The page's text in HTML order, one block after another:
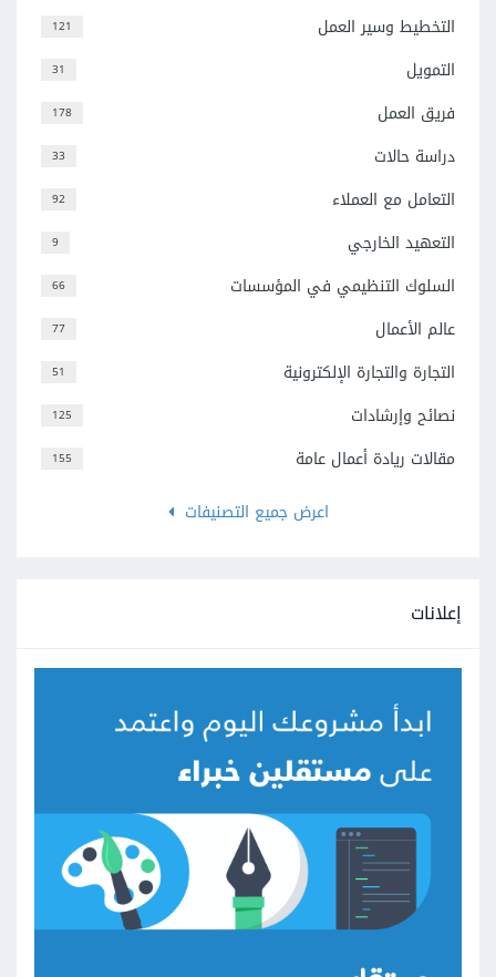
121 التخطيط وسير العمل
31 التمويل
178 فريق العمل
33 دراسة حالات
92 التعامل مع العملاء
9 التعهيد الخارجي
66 السلوك التنظيمي في المؤسسات
77 عالم الأعمال
51 التجارة والتجارة الإلكترونية
125 نصائح وإرشادات
155
مقالات ريادة أعمال عامة
اعرض جميع التصنيفات
إعلانات